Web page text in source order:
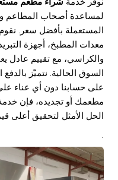
لمساعدة أصحاب المطاعم
المستعملة بأفضل سعر.
معدات المطبخ، أجهزة
والكراسي، مع تقييم عادل
السوق الحالية. نتميّز
على حسابنا دون أي عناء
مطعمك أو تجديده، فإن
الحل الأمثل لتحقيق أعلى
.